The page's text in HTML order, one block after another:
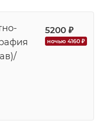
5200 ₽
ночью 4160 ₽